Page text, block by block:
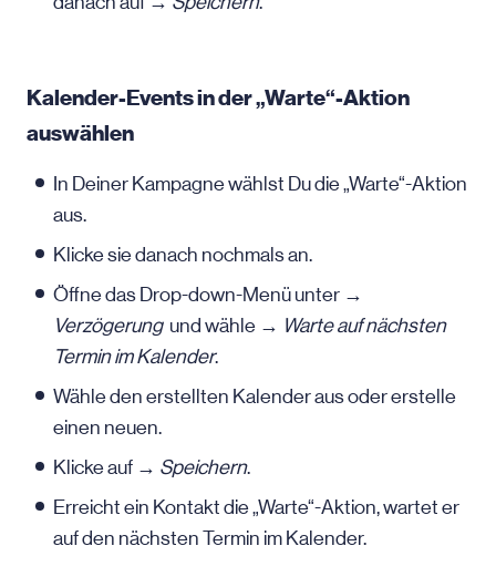
Kalender-Events in der „Warte“-Aktion
auswählen
In Deiner Kampagne wählst Du die „Warte“-Aktion
aus.
Klicke sie danach nochmals an.
Öffne das Drop-down-Menü unter →
Verzögerungund wähle → Warte auf nächsten
Termin im Kalender.
Wähle den erstellten Kalender aus oder erstelle
einen neuen.
Klicke auf → Speichern.
Erreicht ein Kontakt die „Warte“-Aktion, wartet er
auf den nächsten Termin im Kalender.